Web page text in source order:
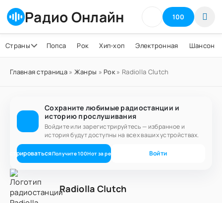
Радио Онлайн 100
Страны Попса Рок Хип-хоп Электронная Шансон
Главная страница» Жанры » Рок» Radiolla Clutch
Сохраните любимые радиостанции и
историю прослушивания
Войдите или зарегистрируйтесь — избранное и
история будут доступны на всех ваших устройствах.
Получите100Нот за регистрацию Войти
Radiolla Clutch